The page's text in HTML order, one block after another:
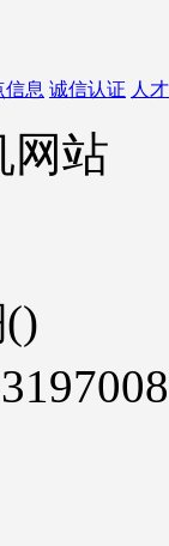
信息 诚信认证 人
网站